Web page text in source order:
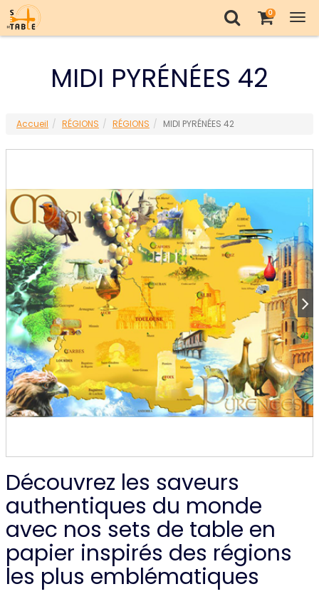
0
MIDI PYRÉNÉES 42
Accueil RÉGIONS RÉGIONS MIDI PYRÉNÉES 42
Découvrez les saveurs
authentiques du monde
avec nos sets de table en
papier inspirés des régions
les plus emblématiques